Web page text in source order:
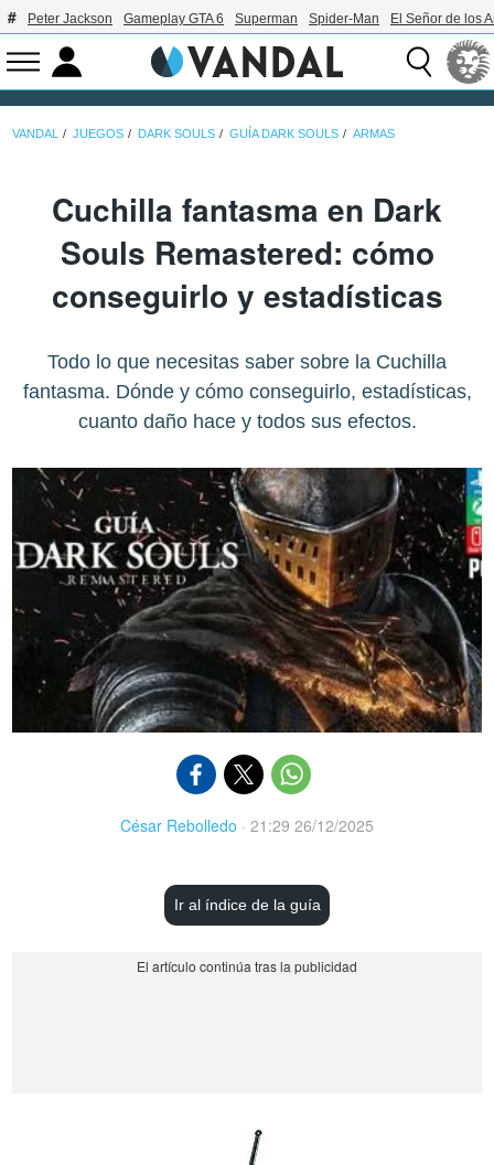
Peter Jackson Gameplay GTA 6 Superman Spider-Man El Señor de los
VANDAL JUEGOS DARK SOULS GUÍA DARK SOULS ARMAS
Cuchilla fantasma en Dark
Souls Remastered: cómo
conseguirlo y estadísticas
Todo lo que necesitas saber sobre la Cuchilla
fantasma. Dónde y cómo conseguirlo, estadísticas,
cuanto daño hace y todos sus efectos.
César Rebolledo · 21:29 26/12/2025
Ir al índice de la guía